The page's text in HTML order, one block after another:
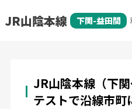
JR山陰本線 下関-益田間
JR山陰本線（下
テストで沿線市町